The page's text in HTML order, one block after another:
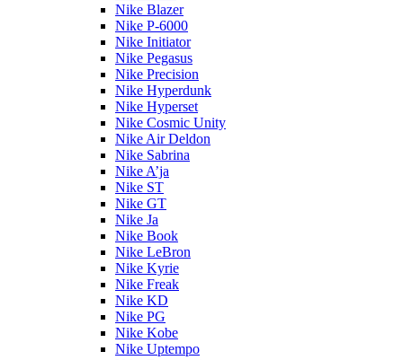
Nike Blazer
Nike P-6000
Nike Initiator
Nike Pegasus
Nike Precision
Nike Hyperdunk
Nike Hyperset
Nike Cosmic Unity
Nike Air Deldon
Nike Sabrina
Nike A’ja
Nike ST
Nike GT
Nike Ja
Nike Book
Nike LeBron
Nike Kyrie
Nike Freak
Nike KD
Nike PG
Nike Kobe
Nike Uptempo